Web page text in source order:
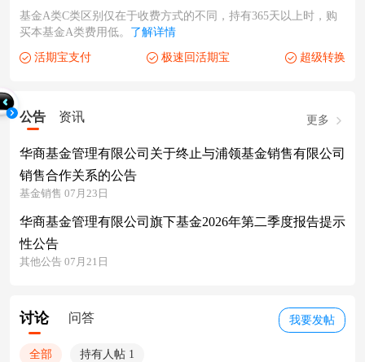
基金A类C类区别仅在于收费方式的不同，持有365天以上时，购
买本基金A类费用低。 了解详情
活期宝支付 极速回活期宝 超级转换
公告 资讯 更多
华商基金管理有限公司关于终止与浦领基金销售有限公司
销售合作关系的公告
基金销售 07月23日
华商基金管理有限公司旗下基金2026年第二季度报告提示
性公告
其他公告 07月21日
我要发帖
讨论 问答
全部 持有人帖 1